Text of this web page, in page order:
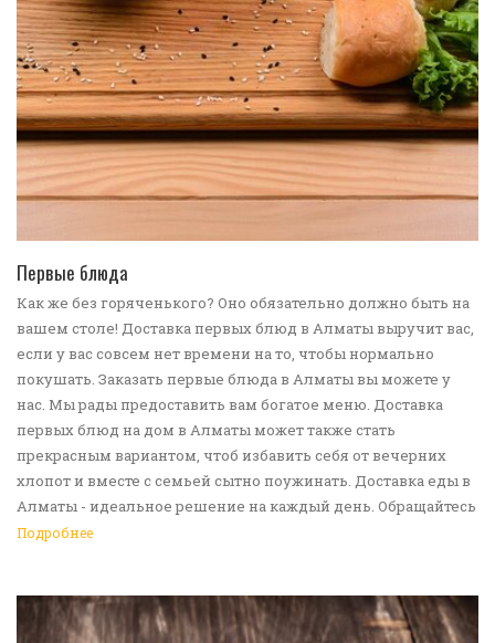
Первые блюда
Как же без горяченького? Оно обязательно должно быть на
вашем столе! Доставка первых блюд в Алматы выручит вас,
если у вас совсем нет времени на то, чтобы нормально
покушать. Заказать первые блюда в Алматы вы можете у
нас. Мы рады предоставить вам богатое меню. Доставка
первых блюд на дом в Алматы может также стать
прекрасным вариантом, чтоб избавить себя от вечерних
хлопот и вместе с семьей сытно поужинать. Доставка еды в
Алматы - идеальное решение на каждый день. Обращайтесь
к нам!
Подробнее